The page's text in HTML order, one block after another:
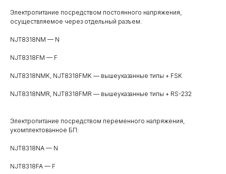
Электропитание посредством постоянного напряжения,
осуществляемое через отдельный разъем:
NJT8318NM — N
NJT8318FM — F
NJT8318NMK, NJT8318FMK — вышеуказанные типы + FSK
NJT8318NMR, NJT8318FMR — вышеуказанные типы + RS-232
Электропитание посредством переменного напряжения,
укомплектованное БП:
NJT8318NA — N
NJT8318FA — F